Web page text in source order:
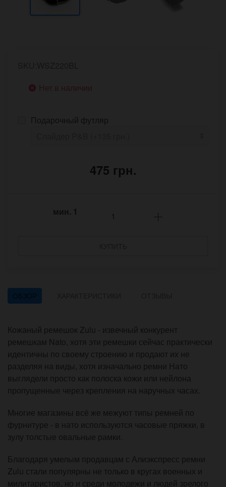
Нет в наличии
Подарочный футляр
475 грн.
мин. 1
ОБЗОР
Кожаный ремешок Zulu - извечный конкурент
ремешкам Nato, хотя эти ремешки сейчас практически
идентичны по своему строению и продают их не
разделяя на виды, хотя изначально ремни Нато
выглядели просто как полоска кожи или нейлона
пропущенные через крепления на наручных часах.
Многие магазины всё же межуют типы ремней по
фурнитуре - в нато используются часовые пряжки, в
зулу толстые овальные рамки.
Благодаря умелым продавцам с Алиэкспресс ремни
Zulu стали популярны не только в кругах военных и
милитаристов, но и среди молодежи и людей зрелого